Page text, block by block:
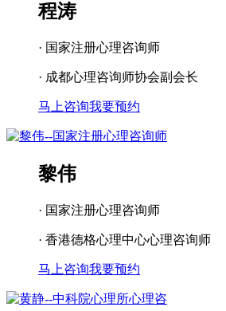
程涛
· 国家注册心理咨询师
· 成都心理咨询师协会副会长
马上咨询我要预约
黎伟
· 国家注册心理咨询师
· 香港德格心理中心心理咨询师
马上咨询我要预约